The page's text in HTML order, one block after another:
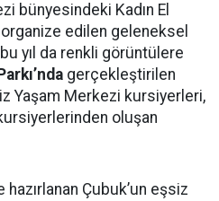
bünyesindeki Kadın El
edilen geleneksel
yıl da renkli görüntülere
gerçekleştirilen
Yaşam Merkezi kursiyerleri,
oluşan
Çubuk’un eşsiz